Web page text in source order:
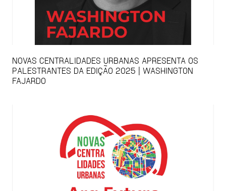
NOVAS CENTRALIDADES URBANAS APRESENTA OS
PALESTRANTES DA EDIÇÃO 2025 | WASHINGTON
FAJARDO